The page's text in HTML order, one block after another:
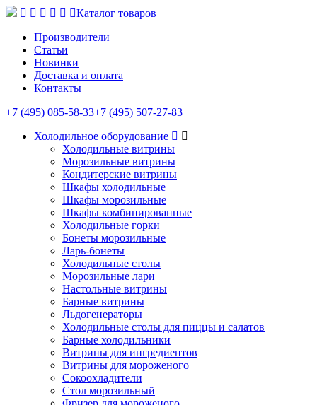
Каталог товаров
Производители
Статьи
Новинки
Доставка и оплата
Контакты
+7 (495) 085-58-33+7 (495) 507-27-83
Холодильное оборудование
Холодильные витрины
Морозильные витрины
Кондитерские витрины
Шкафы холодильные
Шкафы морозильные
Шкафы комбинированные
Холодильные горки
Бонеты морозильные
Ларь-бонеты
Холодильные столы
Морозильные лари
Настольные витрины
Барные витрины
Льдогенераторы
Холодильные столы для пиццы и салатов
Барные холодильники
Витрины для ингредиентов
Витрины для мороженого
Сокоохладители
Стол морозильный